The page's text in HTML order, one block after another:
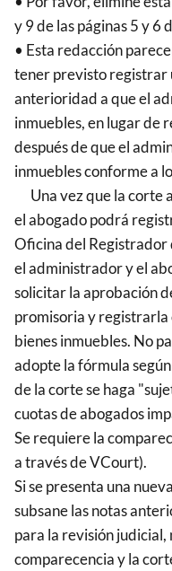
y 9 de las páginas 5 y 6
• Esta redacción
tener previsto registrar
anterioridad a que el
inmuebles, en lugar de
después de que el
inmuebles conforme a
Una vez que la corte
el abogado podrá
Oficina del
el administrador y el
solicitar la aprobación
promisoria y registrarla
bienes inmuebles. No
adopte la fórmula
de la corte se haga
cuotas de abogados
Se requiere la
a través de VCourt).
Si se presenta una
subsane las notas
para la revisión judicial,
comparecencia y la